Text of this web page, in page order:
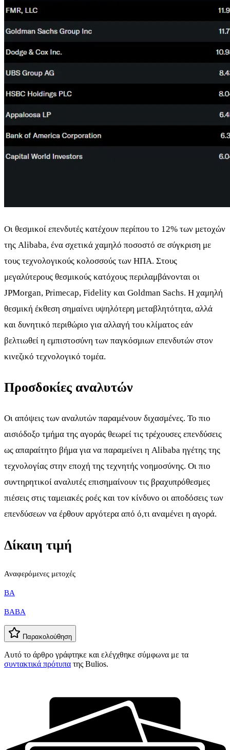
Οι θεσμικοί επενδυτές κατέχουν περίπου το 12% των μετοχών
της Alibaba, ένα σχετικά χαμηλό ποσοστό σε σύγκριση με
τους τεχνολογικούς κολοσσούς των ΗΠΑ. Στους
μεγαλύτερους θεσμικούς κατόχους περιλαμβάνονται οι
JPMorgan, Primecap, Fidelity και Goldman Sachs. Η χαμηλή
θεσμική έκθεση σημαίνει υψηλότερη μεταβλητότητα, αλλά
και δυνητικό περιθώριο για αλλαγή του κλίματος εάν
βελτιωθεί η εμπιστοσύνη των παγκόσμιων επενδυτών στον
κινεζικό τεχνολογικό τομέα.
Προσδοκίες αναλυτών
Οι απόψεις των αναλυτών παραμένουν διχασμένες. Το πιο
αισιόδοξο τμήμα της αγοράς θεωρεί τις τρέχουσες επενδύσεις
ως απαραίτητο βήμα για να παραμείνει η Alibaba ηγέτης της
τεχνολογίας στην εποχή της τεχνητής νοημοσύνης. Οι πιο
συντηρητικοί αναλυτές επισημαίνουν τις βραχυπρόθεσμες
πιέσεις στις ταμειακές ροές και τον κίνδυνο οι αποδόσεις των
επενδύσεων να έρθουν αργότερα από ό,τι αναμένει η αγορά.
Δίκαιη τιμή
Αναφερόμενες μετοχές
BA
BABA
Παρακολούθηση
Αυτό το άρθρο γράφτηκε και ελέγχθηκε σύμφωνα με τα
συντακτικά πρότυπα της Bulios.